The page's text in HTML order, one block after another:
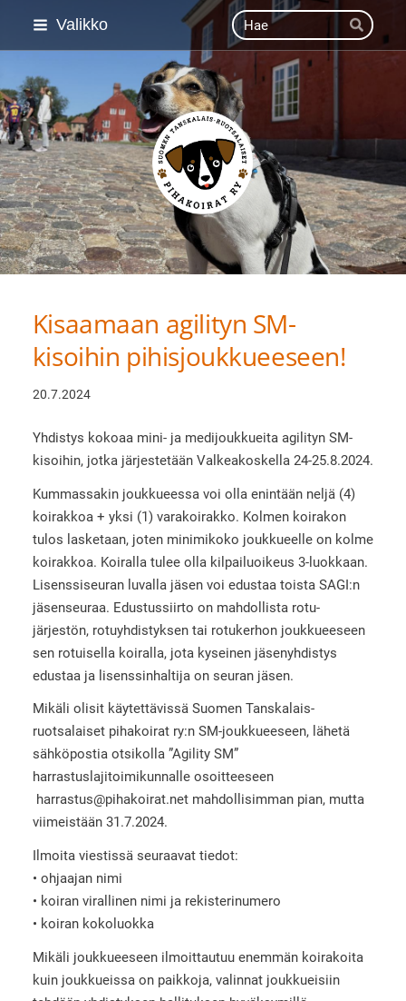
Siirry
Valikko Haku
Hae
Suomen Tanskalais-
Kisaamaan agilityn SM-
kisoihin pihisjoukkueeseen!
20.7.2024
Yhdistys kokoaa mini- ja medijoukkueita agilityn SM-
kisoihin, jotka järjestetään Valkeakoskella 24-25.8.2024.
Kummassakin joukkueessa voi olla enintään neljä (4)
koirakkoa + yksi (1) varakoirakko. Kolmen koirakon
tulos lasketaan, joten minimikoko joukkueelle on kolme
koirakkoa. Koiralla tulee olla kilpailuoikeus 3-luokkaan.
Lisenssiseuran luvalla jäsen voi edustaa toista SAGI:n
jäsenseuraa. Edustussiirto on mahdollista rotu-
järjestön, rotuyhdistyksen tai rotukerhon joukkueeseen
sen rotuisella koiralla, jota kyseinen jäsenyhdistys
edustaa ja lisenssinhaltija on seuran jäsen.
Mikäli olisit käytettävissä Suomen Tanskalais-
ruotsalaiset pihakoirat ry:n SM-joukkueeseen, lähetä
sähköpostia otsikolla ”Agility SM”
harrastuslajitoimikunnalle osoitteeseen
harrastus@pihakoirat.net mahdollisimman pian, mutta
viimeistään 31.7.2024.
Ilmoita viestissä seuraavat tiedot:
• ohjaajan nimi
• koiran virallinen nimi ja rekisterinumero
• koiran kokoluokka
Mikäli joukkueeseen ilmoittautuu enemmän koirakoita
kuin joukkueissa on paikkoja, valinnat joukkueisiin